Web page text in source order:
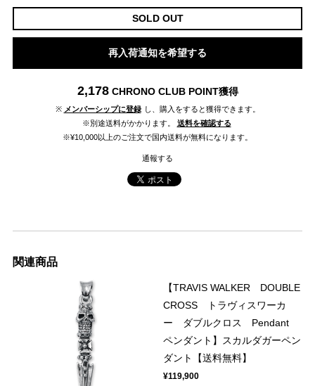
SOLD OUT
再入荷通知を希望する
2,178 CHRONO CLUB POINT獲得
※ メンバーシップに登録 し、購入をすると獲得できます。
※別途送料がかかります。
送料を確認する
※¥10,000以上のご注文で国内送料が無料になります。
通報する
関連商品
【TRAVIS WALKER DOUBLE
CROSS トラヴィスワーカ
ー ダブルクロス Pendant
ペンダント】スカルダガーペン
ダント【送料無料】
¥119,900